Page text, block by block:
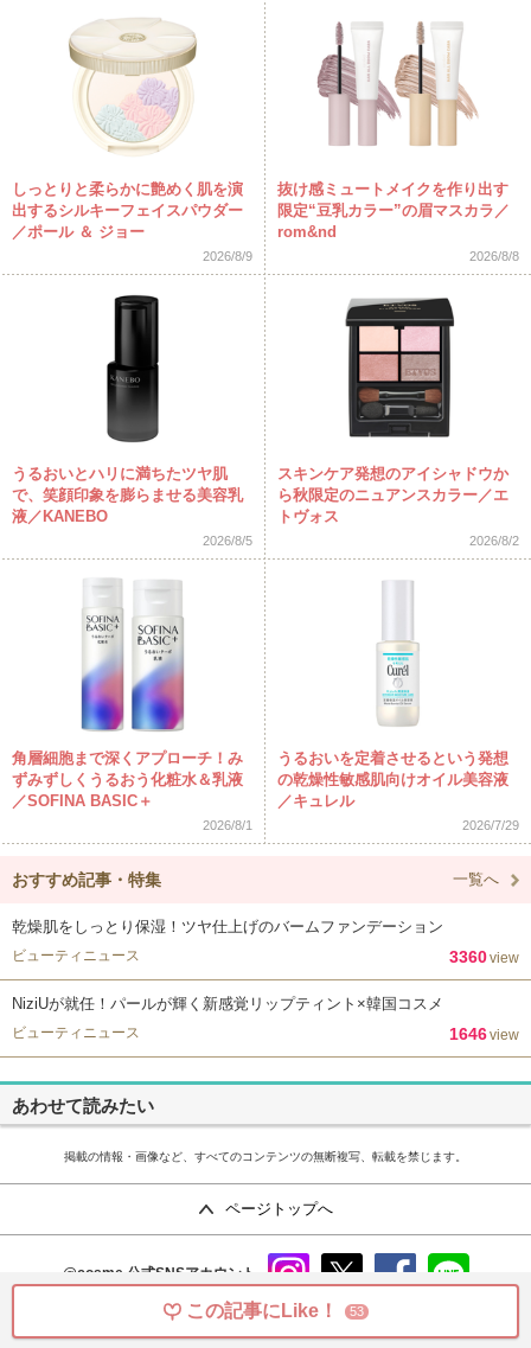
しっとりと柔らかに艶めく肌を演
出するシルキーフェイスパウダー
／ポール ＆ ジョー
2026/8/9
抜け感ミュートメイクを作り出す
限定“豆乳カラー”の眉マスカラ／
rom&nd
2026/8/8
うるおいとハリに満ちたツヤ肌
で、笑顔印象を膨らませる美容乳
液／KANEBO
2026/8/5
スキンケア発想のアイシャドウか
ら秋限定のニュアンスカラー／エ
トヴォス
2026/8/2
角層細胞まで深くアプローチ！み
ずみずしくうるおう化粧水＆乳液
／SOFINA BASIC＋
2026/8/1
うるおいを定着させるという発想
の乾燥性敏感肌向けオイル美容液
／キュレル
2026/7/29
おすすめ記事・特集 一覧へ
乾燥肌をしっとり保湿！ツヤ仕上げのバームファンデーション
ビューティニュース 3360view
NiziUが就任！パールが輝く新感覚リップティント×韓国コスメ
ビューティニュース 1646view
この記事にLike！ 53
あわせて読みたい
掲載の情報・画像など、すべてのコンテンツの無断複写、転載を禁じます。
ページトップへ
@cosme 公式SNSアカウント
instag
x